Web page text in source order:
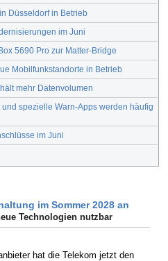
Düsseldorf in Betrieb
im Juni
5690 Pro zur Matter-Bridge
Mobilfunkstandorte in Betrieb
mehr Datenvolumen
spezielle Warn-Apps werden häufig
im Juni
im Sommer 2028 an
Technologien nutzbar
hat die Telekom jetzt den